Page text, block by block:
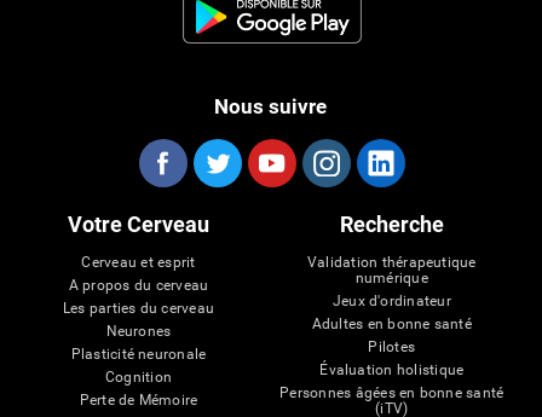
Nous suivre
Votre Cerveau
Cerveau et esprit
A propos du cerveau
Les parties du cerveau
Neurones
Plasticité neuronale
Cognition
Perte de Mémoire
Recherche
Validation thérapeutique
numérique
Jeux d'ordinateur
Adultes en bonne santé
Pilotes
Évaluation holistique
Personnes âgées en bonne santé
(iTV)